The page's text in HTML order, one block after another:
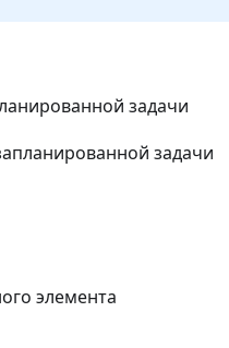
задачи
задачи
элемента